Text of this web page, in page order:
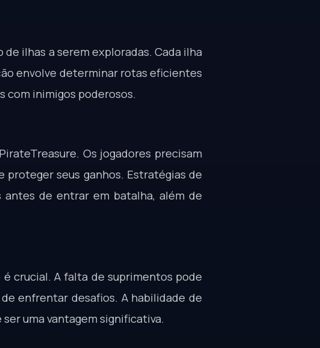
ilhas a serem exploradas. Cada ilha
envolve determinar rotas eficientes
com inimigos poderosos.
Os jogadores precisam
proteger seus ganhos. Estratégias de
de entrar em batalha, além de
crucial. A falta de suprimentos pode
enfrentar desafios. A habilidade de
uma vantagem significativa.